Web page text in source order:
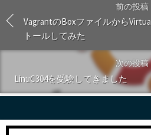
前の投稿
VagrantのBoxファイルから
トールしてみた
次の投稿
LinuC304を受験してきました